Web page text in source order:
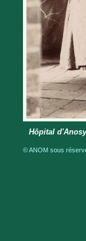
Hôpital
© ANOM sous